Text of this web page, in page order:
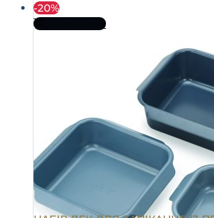
-20%
До кошика